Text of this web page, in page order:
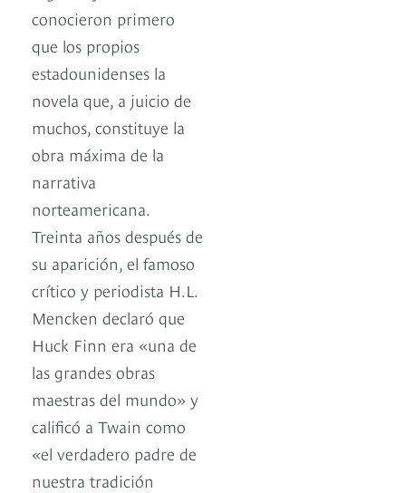
conocieron primero
que los propios
estadounidenses la
novela que, a juicio de
muchos, constituye la
obra máxima de la
narrativa
norteamericana.
Treinta años después de
su aparición, el famoso
crítico y periodista H.L.
Mencken declaró que
Huck Finn era «una de
las grandes obras
maestras del mundo» y
calificó a Twain como
«el verdadero padre de
nuestra tradición